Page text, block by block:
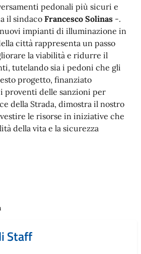
pedonali più sicuri e
il sindacoFrancesco Solinas -.
nuovi impianti di illuminazione in
città rappresenta un passo
la viabilità e ridurre il
tutelando sia i pedoni che gli
progetto, finanziato
proventi delle sanzioni per
della Strada, dimostra il nostro
le risorse in iniziative che
della vita e la sicurezza
Staff